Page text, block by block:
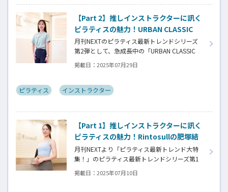
【Part 2】推しインストラクターに訊く
ピラティスの魅力！URBAN CLASSIC
PILATESの斎藤舞さん
月刊NEXTのピラティス最新トレンドシリーズ
第2弾として、急成長中の「URBAN CLASSIC
PILATES」をインタビュー。サーキット形式の
セミパーソナル指導で、予約なし・待ち時間
魅力を、藤沢店店長兼スーパーバイザーの齋
て詳しく解説！
掲載日： 2025年07月29日
ピラティス インストラクター
【Part 1】推しインストラクターに訊く
ピラティスの魅力！Rintosullの肥塚結
莉さん
月刊NEXTより「ピラティス最新トレンド大特
集！」のピラティス最新トレンドシリーズ第1
弾。今回は「Rintosull」です。アジャスト重視
の指導法や、社会人1年目の肥塚結莉インスト
掲載日： 2025年07月10日